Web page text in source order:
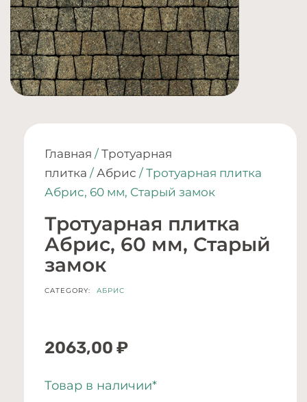
Главная / Тротуарная
плитка / Абрис / Тротуарная плитка
Абрис, 60 мм, Старый замок
Тротуарная плитка
Абрис, 60 мм, Старый
замок
CATEGORY: АБРИС
2063,00 ₽
Товар в наличии*